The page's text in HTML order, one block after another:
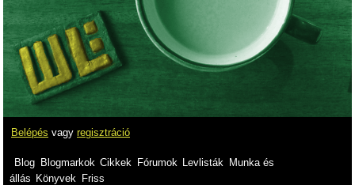
Belépés vagy regisztráció
Blog Blogmarkok Cikkek Fórumok Levlisták
Munka és
állás Könyvek Friss